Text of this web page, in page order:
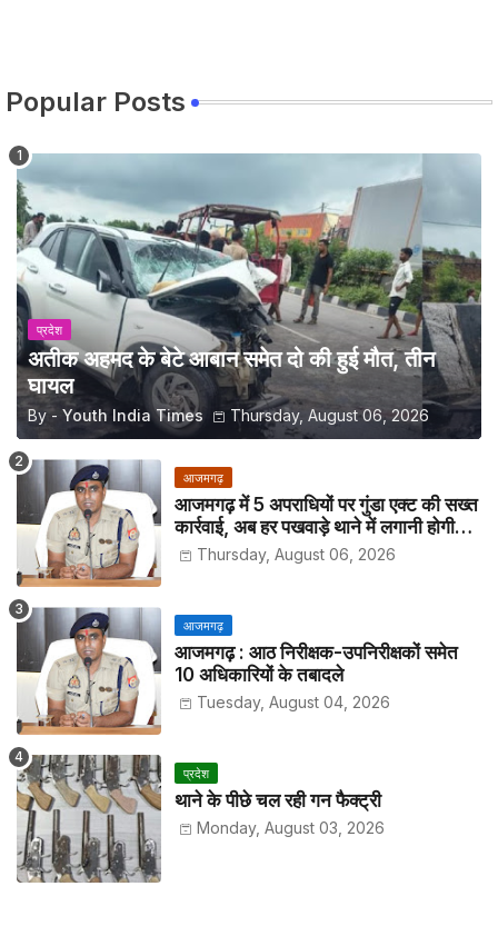
Popular Posts
प्रदेश
अतीक अहमद के बेटे आबान समेत दो की हुई मौत, तीन
घायल
By - Youth India Times Thursday, August 06, 2026
आजमगढ़
आजमगढ़ में 5 अपराधियों पर गुंडा एक्ट की सख्त
कार्रवाई, अब हर पखवाड़े थाने में लगानी होगी
हाजिरीThursday, August 06, 2026
आजमगढ़
आजमगढ़ : आठ निरीक्षक-उपनिरीक्षकों समेत
10 अधिकारियों के तबादले
Tuesday, August 04, 2026
प्रदेश
थाने के पीछे चल रही गन फैक्ट्री
Monday, August 03, 2026